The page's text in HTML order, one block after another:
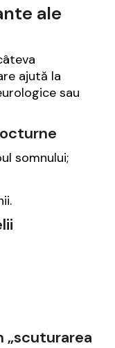
ale
ajută la
sau
somnului;
„scuturarea